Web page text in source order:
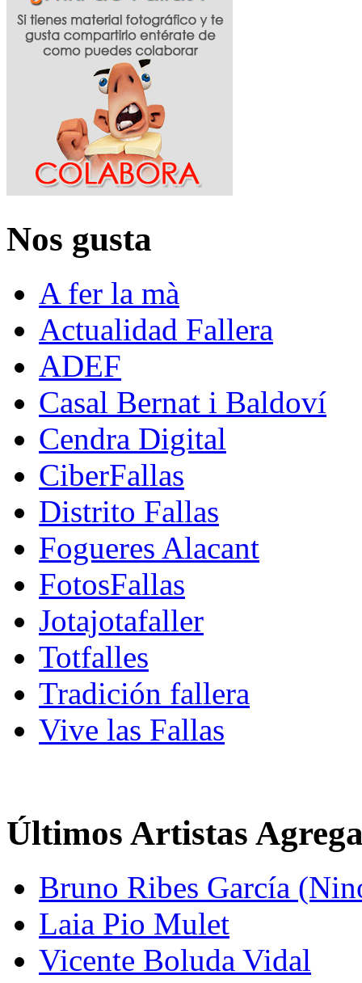
Nos gusta
A fer la mà
Actualidad Fallera
ADEF
Casal Bernat i Baldoví
Cendra Digital
CiberFallas
Distrito Fallas
Fogueres Alacant
FotosFallas
Jotajotafaller
Totfalles
Tradición fallera
Vive las Fallas
Últimos Artistas
Bruno Ribes García
Laia Pio Mulet
Vicente Boluda Vidal